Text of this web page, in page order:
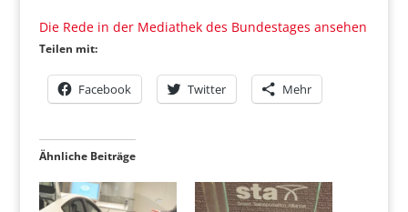
Die Rede in der Mediathek des Bundestages ansehen
Teilen mit:
Facebook Twitter Mehr
Ähnliche Beiträge